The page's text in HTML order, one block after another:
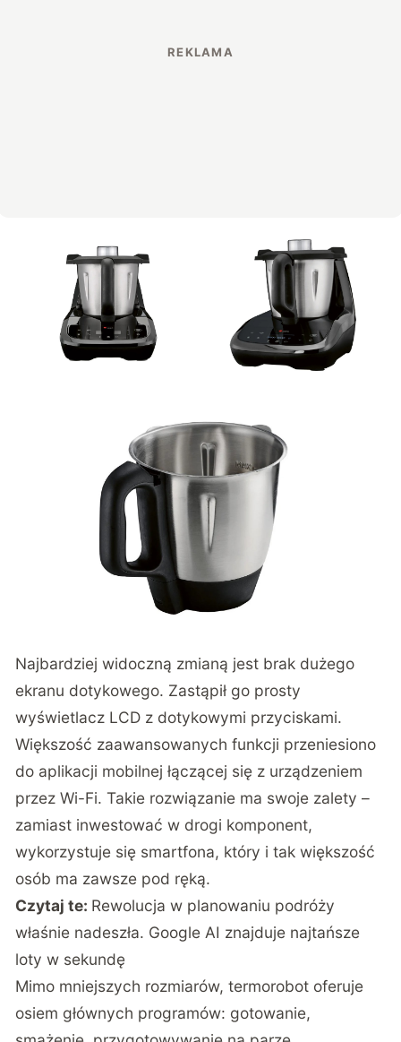
Najbardziej widoczną zmianą jest brak dużego
ekranu dotykowego. Zastąpił go prosty
wyświetlacz LCD z dotykowymi przyciskami.
Większość zaawansowanych funkcji przeniesiono
do aplikacji mobilnej łączącej się z urządzeniem
przez Wi-Fi. Takie rozwiązanie ma swoje zalety –
zamiast inwestować w drogi komponent,
wykorzystuje się smartfona, który i tak większość
osób ma zawsze pod ręką.
Czytaj te: Rewolucja w planowaniu podróży
właśnie nadeszła. Google AI znajduje najtańsze
loty w sekundę
Mimo mniejszych rozmiarów, termorobot oferuje
osiem głównych programów: gotowanie,